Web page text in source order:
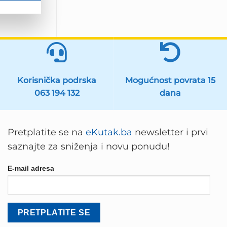
Korisnička podrska
063 194 132
Mogućnost povrata 15
dana
Pretplatite se na eKutak.ba newsletter i prvi
saznajte za sniženja i novu ponudu!
E-mail adresa